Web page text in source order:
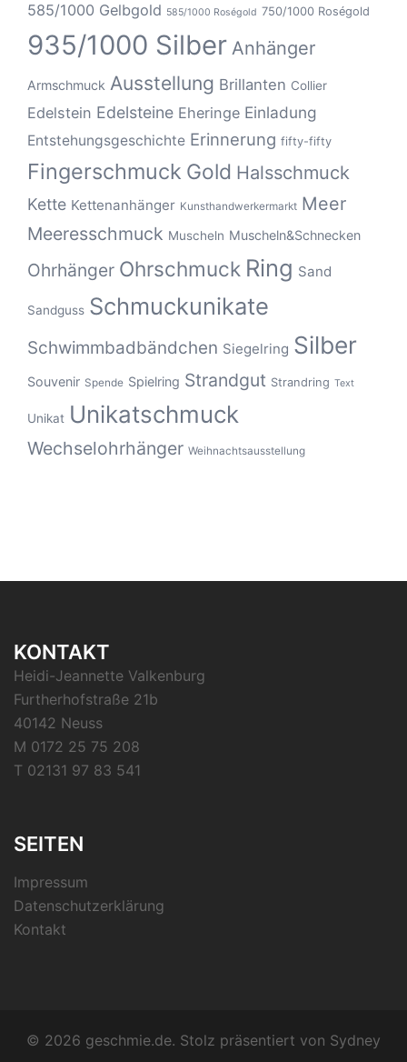
585/1000 Gelbgold 585/1000 Roségold 750/1000 Roségold
935/1000 Silber Anhänger
Armschmuck Ausstellung Brillanten Collier
Edelstein Edelsteine Eheringe Einladung
Entstehungsgeschichte Erinnerung fifty-fifty
Fingerschmuck Gold Halsschmuck
Kette Kettenanhänger Kunsthandwerkermarkt Meer
Meeresschmuck Muscheln Muscheln&Schnecken
Ohrhänger Ohrschmuck Ring Sand
Sandguss Schmuckunikate
Schwimmbadbändchen Siegelring Silber
Souvenir Spende Spielring Strandgut Strandring Text
Unikat Unikatschmuck
Wechselohrhänger Weihnachtsausstellung
KONTAKT
Heidi-Jeannette Valkenburg
Furtherhofstraße 21b
40142 Neuss
M 0172 25 75 208
T 02131 97 83 541
SEITEN
Impressum
Datenschutzerklärung
Kontakt
© 2026 geschmie.de. Stolz präsentiert von Sydney